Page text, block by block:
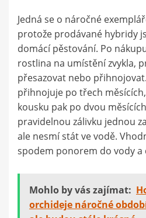
Jedná se o náročné
protože prodávané hybridy
domácí pěstování. Po
rostlina na umístění zvykla,
přesazovat nebo
přihnojuje po třech
kousku pak po dvou
pravidelnou zálivku jednou
ale nesmí stát ve vodě.
spodem ponorem do vody a
Mohlo by vás zajímat:
orchideje náročné